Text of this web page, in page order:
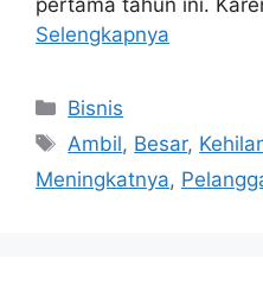
pertama tahun ini.
Selengkapnya
Kategori
Bisnis
Tag
Ambil, Besar,
Meningkatnya,